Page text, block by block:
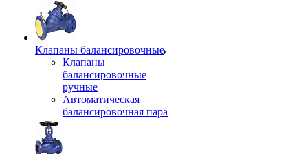
Клапаны балансировочные
Клапаны
балансировочные
ручные
Автоматическая
балансировочная пара